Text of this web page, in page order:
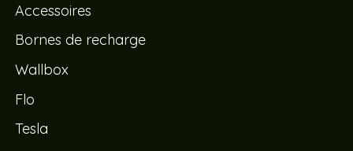
Accessoires
Bornes de recharge
Wallbox
Flo
Tesla